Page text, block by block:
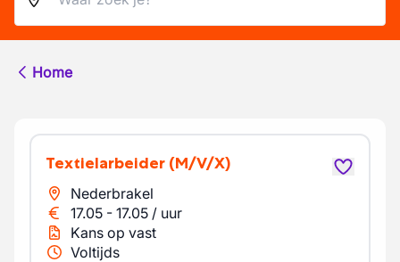
Home
Textielarbeider (M/V/X)
Nederbrakel
17.05 - 17.05 / uur
Kans op vast
Voltijds